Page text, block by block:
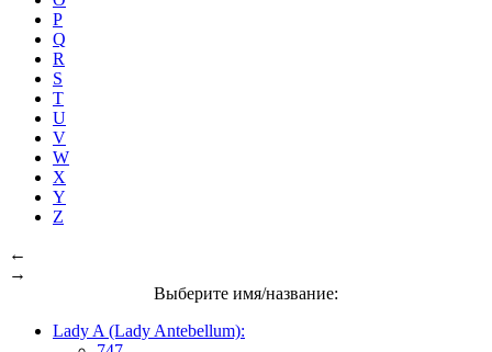
P
Q
R
S
T
U
V
W
X
Y
Z
←
→
Выберите имя/название:
Lady A (Lady Antebellum):